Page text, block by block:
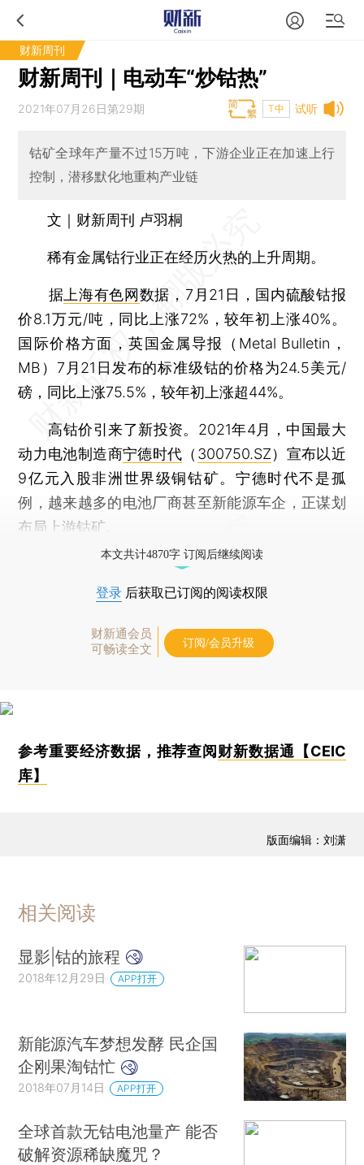
财新周刊
财新周刊｜电动车“炒钴热”
试听
2021年07月26日第29期 T中
钴矿全球年产量不过15万吨，下游企业正在加速上行
控制，潜移默化地重构产业链
文｜财新周刊 卢羽桐
稀有金属钴行业正在经历火热的上升周期。
据 上海有色网数据，7月21日，国内硫酸钴报
价8.1万元/吨，同比上涨72%，较年初上涨40%。
国际价格方面，英国金属导报（Metal Bulletin，
MB）7月21日发布的标准级钴的价格为24.5美元/
磅，同比上涨75.5%，较年初上涨超44%。
高钴价引来了新投资。2021年4月，中国最大
动力电池制造商宁德时代 （ 300750.SZ）宣布以近
9亿元入股非洲世界级铜钴矿。宁德时代不是孤
例，越来越多的电池厂商甚至新能源车企，正谋划
布局上游钴矿。
本文共计4870字 订阅后继续阅读
登录 后获取已订阅的阅读权限
财新通会员
可畅读全文
订阅/会员升级
参考重要经济数据，推荐查阅 财新数据通【CEIC
库】
版面编辑：刘潇
相关阅读
显影|钴的旅程
2018年12月29日 APP打开
新能源汽车梦想发酵 民企国
企刚果淘钴忙
2018年07月14日 APP打开
全球首款无钴电池量产 能否
破解资源稀缺魔咒？